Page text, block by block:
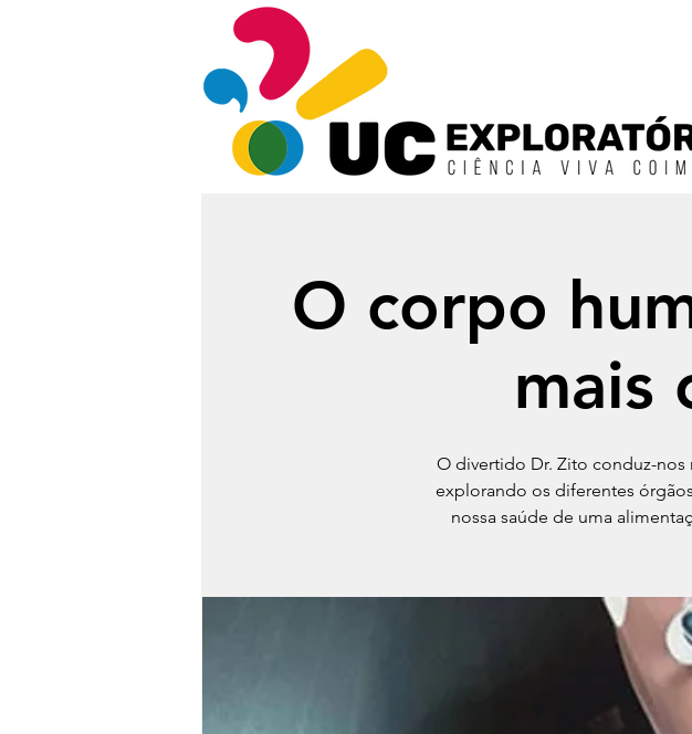
O corpo
mais
O divertido Dr. Zito conduz-
explorando os diferentes
nossa saúde de uma